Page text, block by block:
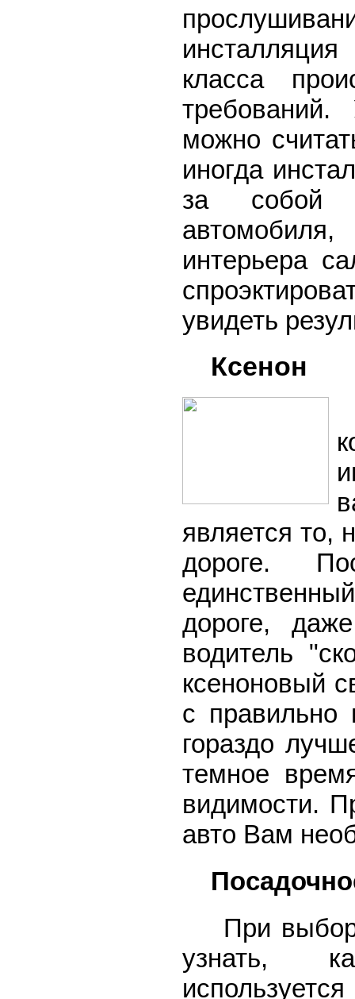
класса
требований.
можно
иногда
за собой
интерьера
увидеть
Ксенон
является то,
дороге.
дороге,
водитель
ксеноновый
с правильно
гораздо
темное
видимости.
авто Вам
При
узнать,